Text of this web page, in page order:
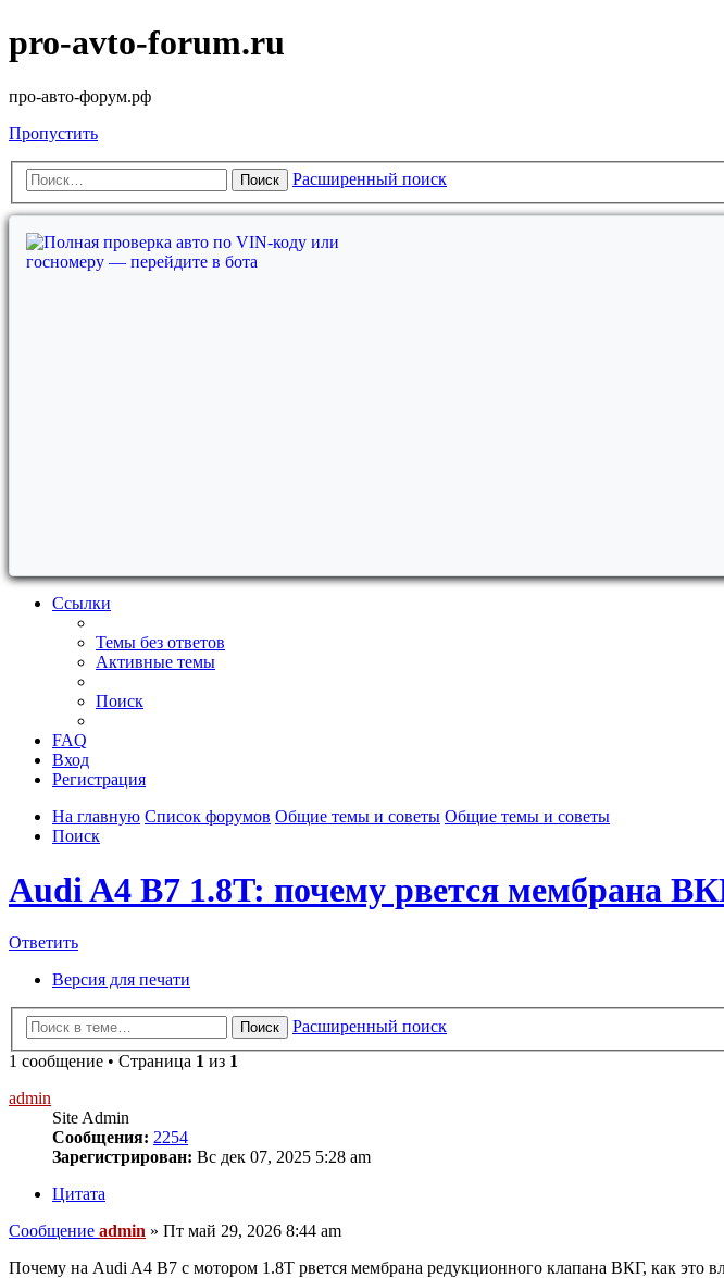
pro-avto-forum.ru
про-авто-форум.рф
Пропустить
Поиск Расширенный поиск
Ссылки
Темы без ответов
Активные темы
Поиск
FAQ
Вход
Регистрация
На главную Список форумов Общие темы и советы Общие темы и советы
Поиск
Audi A4 B7 1.8T: почему рвется мембрана
Ответить
Версия для печати
Поиск
Расширенный поиск
1 сообщение • Страница 1 из 1
admin
Site Admin
Сообщения: 2254
Зарегистрирован: Вс дек 07, 2025 5:28 am
Цитата
Сообщение admin » Пт май 29, 2026 8:44 am
Почему на Audi A4 B7 с мотором 1.8T рвется мембрана редукционного клапана ВКГ, как это